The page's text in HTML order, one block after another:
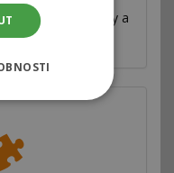
testovány a
zkušebně.